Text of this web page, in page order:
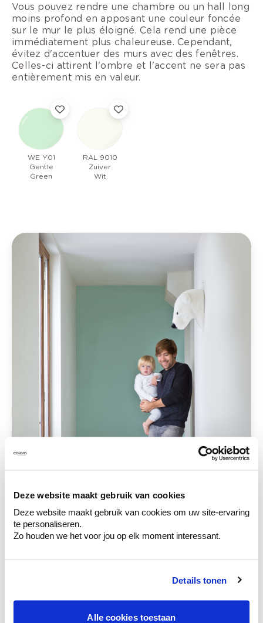
Deze website maakt gebruik van cookies
Deze website maakt gebruik van cookies om uw site-ervaring
te personaliseren.
Zo houden we het voor jou op elk moment interessant.
Details tonen
Alle cookies toestaan
Vous pouvez rendre une chambre ou un hall long
moins profond en apposant une couleur foncée
sur le mur le plus éloigné. Cela rend une pièce
immédiatement plus chaleureuse. Cependant,
évitez d'accentuer des murs avec des fenêtres.
Celles-ci attirent l'ombre et l'accent ne sera pas
entièrement mis en valeur.
WE Y01
Gentle
Green
RAL 9010
Zuiver
Wit